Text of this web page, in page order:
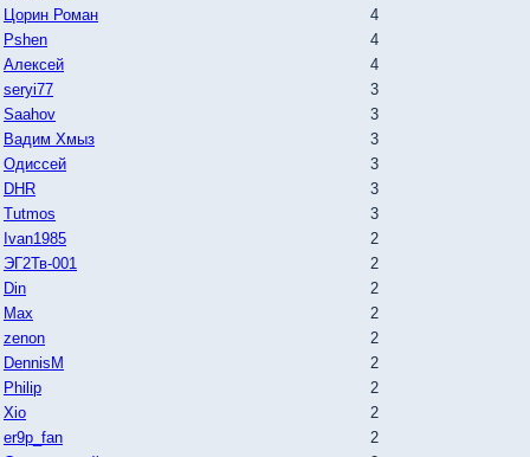
Цорин Роман
4
Pshen
4
Алексей
4
seryi77
3
Saahov
3
Вадим Хмыз
3
Одиссей
3
DHR
3
Tutmos
3
Ivan1985
2
ЭГ2Тв-001
2
Din
2
Max
2
zenon
2
DennisM
2
Philip
2
Xio
2
er9p_fan
2